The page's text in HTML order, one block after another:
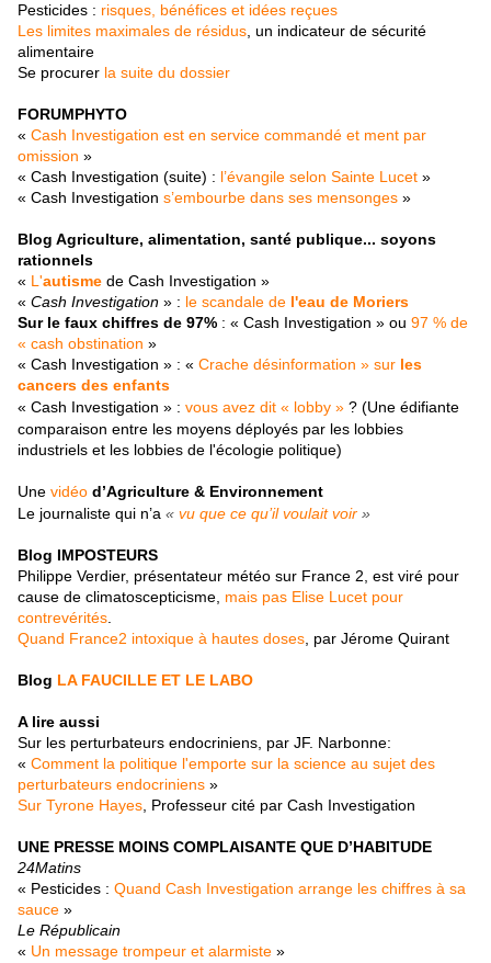
Pesticides : risques, bénéfices et idées reçues
Les limites maximales de résidus , un indicateur de sécurité
alimentaire
Se procurer la suite du dossier
FORUMPHYTO
« Cash Investigation est en service commandé et ment par
omission »
« Cash Investigation (suite) : l’évangile selon Sainte Lucet »
« Cash Investigation s’embourbe dans ses mensonges »
Blog Agriculture, alimentation, santé publique... soyons
rationnels
« L'autisme de Cash Investigation »
« Cash Investigation » : le scandale de l'eau de Moriers
Sur le faux chiffres de 97% : « Cash Investigation » ou 97 % de
« cash obstination »
« Cash Investigation » : « Crache désinformation » sur les
cancers des enfants
« Cash Investigation » : vous avez dit « lobby » ? (Une édifiante
comparaison entre les moyens déployés par les lobbies
industriels et les lobbies de l'écologie politique)
Une vidéo d’Agriculture & Environnement
Le journaliste qui n’a « vu que ce qu’il voulait voir »
Blog IMPOSTEURS
Philippe Verdier, présentateur météo sur France 2, est viré pour
cause de climatoscepticisme, mais pas Elise Lucet pour
contrevérités
Quand France2 intoxique à hautes doses , par Jérome Quirant
Blog LA FAUCILLE ET LE LABO
A lire aussi
Sur les perturbateurs endocriniens, par JF. Narbonne:
« Comment la politique l'emporte sur la science au sujet des
perturbateurs endocriniens »
Sur Tyrone Hayes , Professeur cité par Cash Investigation
UNE PRESSE MOINS COMPLAISANTE QUE D’HABITUDE
24Matins
« Pesticides : Quand Cash Investigation arrange les chiffres à sa
sauce »
Le Républicain
« Un message trompeur et alarmiste »